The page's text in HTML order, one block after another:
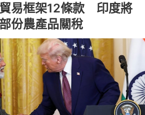
易框架12條款 印度將
份農產品關稅